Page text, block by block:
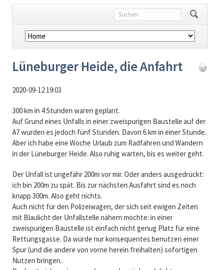
Navigation
überspringen
Lüneburger Heide, die Anfahrt
2020-09-12 19:03
300 km in 4 Stunden waren geplant.
Auf Grund eines Unfalls in einer zweispurigen Baustelle auf der
A7 wurden es jedoch fünf Stunden. Davon 6 km in einer Stunde.
Aber ich habe eine Woche Urlaub zum Radfahren und Wandern
in der Lüneburger Heide. Also ruhig warten, bis es weiter geht.
Der Unfall ist ungefähr 200m vor mir. Oder anders ausgedrückt:
ich bin 200m zu spät. Bis zur nächsten Ausfahrt sind es noch
knapp 300m. Also geht nichts.
Auch nicht für den Polizeiwagen, der sich seit ewigen Zeiten
mit Blaulicht der Unfallstelle nähern möchte: in einer
zweispurigen Baustelle ist einfach nicht genug Platz für eine
Rettungsgasse. Da würde nur konsequentes benutzen einer
Spur (und die andere von vorne herein freihalten) sofortigen
Nutzen bringen.